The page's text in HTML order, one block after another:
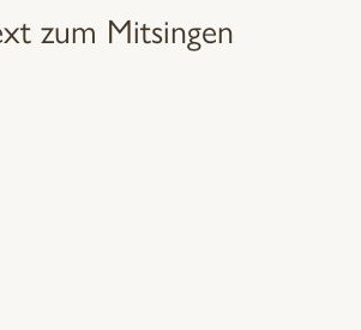
zum Mitsingen